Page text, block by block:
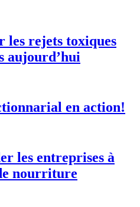
les rejets toxiques
aujourd’hui
en action!
les entreprises à
nourriture